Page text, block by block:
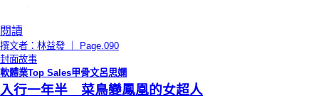
閱讀
撰文者：林益發 ｜ Page.090
封面故事
軟體業Top Sales甲骨文呂思嫻
入行一年半 菜鳥變鳳凰的女超人